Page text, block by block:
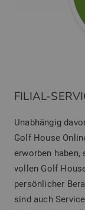
FILIAL-
Unabhängig
Golf House
erworben haben,
vollen Golf
persönlicher
sind auch